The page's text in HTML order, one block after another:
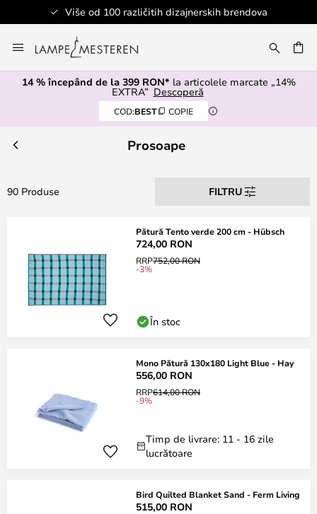
Više od 100 različitih dizajnerskih brendova
la
Continut
14 % începând de la 399 RON* la articolele marcate „14%
EXTRA” Descoperă
COD:BEST COPIE
Prosoape
90 Produse FILTRU
Pătură Tento verde 200 cm - Hübsch
724,00 RON
RRP752,00 RON
-3%
În stoc
Mono Pătură 130x180 Light Blue - Hay
556,00 RON
RRP614,00 RON
-9%
Timp de livrare: 11 - 16 zile
lucrătoare
Bird Quilted Blanket Sand - Ferm Living
515,00 RON